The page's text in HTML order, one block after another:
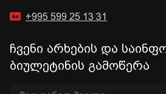
+995 599 25 13 31
ჩვენი არხების და
ბიულეტინის გამოწერა